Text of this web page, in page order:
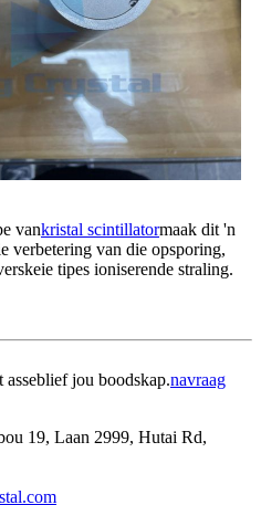
vankristal scintillatormaak dit 'n
verbetering van die opsporing,
tipes ioniserende straling.
jou boodskap.navraag
19, Laan 2999, Hutai Rd,